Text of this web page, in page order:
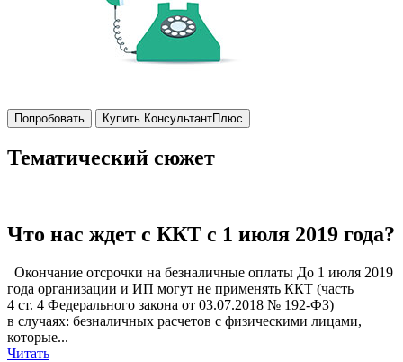
Попробовать Купить КонсультантПлюс
Тематический сюжет
Что нас ждет с ККТ с 1 июля 2019 года?
Окончание отсрочки на безналичные оплаты До 1 июля 2019
года организации и ИП могут не применять ККТ (часть
4 ст. 4 Федерального закона от 03.07.2018 № 192-ФЗ)
в случаях: безналичных расчетов с физическими лицами,
которые...
Читать